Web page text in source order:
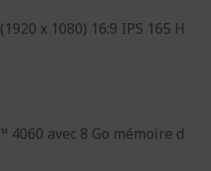
x 1080) 16:9 IPS 165 H
4060 avec 8 Go mémoire d